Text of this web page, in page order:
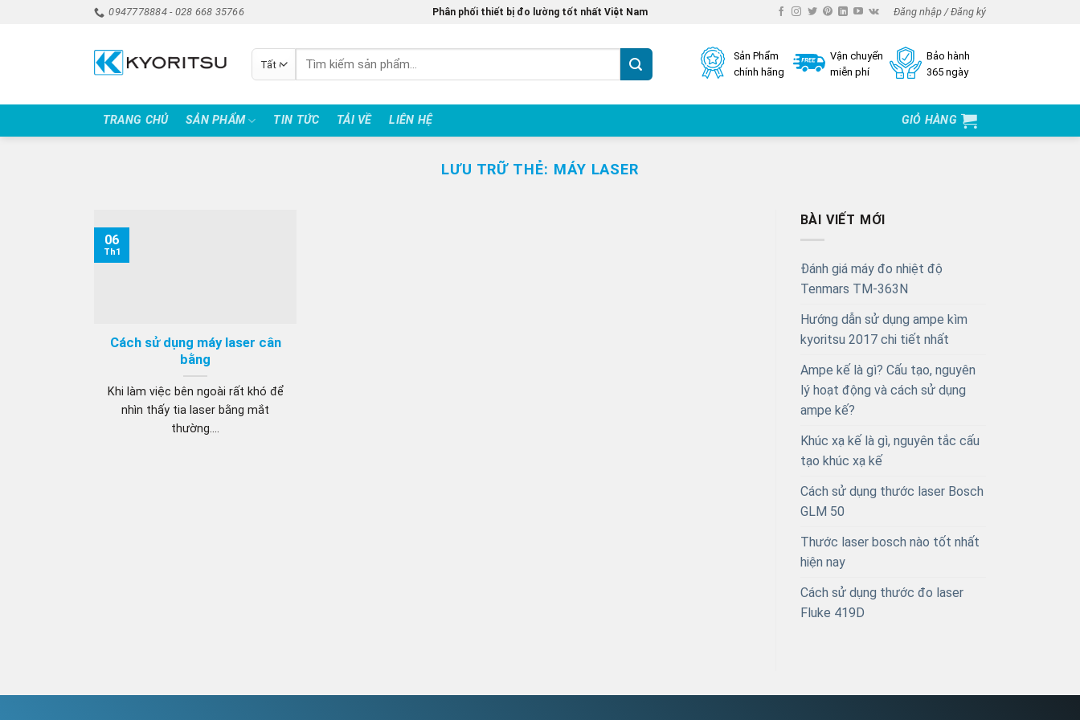
0947778884 - 028 668 35766 Phân phối thiết bị đo lường tốt nhất Việt Nam Đăng nhập / Đăng ký
kiếm:
Sản Phẩm
chính hãng
Vận chuyển
miễn phí
Bảo hành
365 ngày
TRANG CHỦ SẢN PHẨM TIN TỨC TẢI VỀ LIÊN HỆ GIỎ HÀNG
LƯU TRỮ THẺ: MÁY LASER
Cách sử dụng máy laser cân
bằng
Khi làm việc bên ngoài rất khó để
nhìn thấy tia laser bằng mắt
thường....
06
Th1
BÀI VIẾT MỚI
Đánh giá máy đo nhiệt độ
Tenmars TM-363N
Hướng dẫn sử dụng ampe kìm
kyoritsu 2017 chi tiết nhất
Ampe kế là gì? Cấu tạo, nguyên
lý hoạt động và cách sử dụng
ampe kế?
Khúc xạ kế là gì, nguyên tắc cấu
tạo khúc xạ kế
Cách sử dụng thước laser Bosch
GLM 50
Thước laser bosch nào tốt nhất
hiện nay
Cách sử dụng thước đo laser
Fluke 419D